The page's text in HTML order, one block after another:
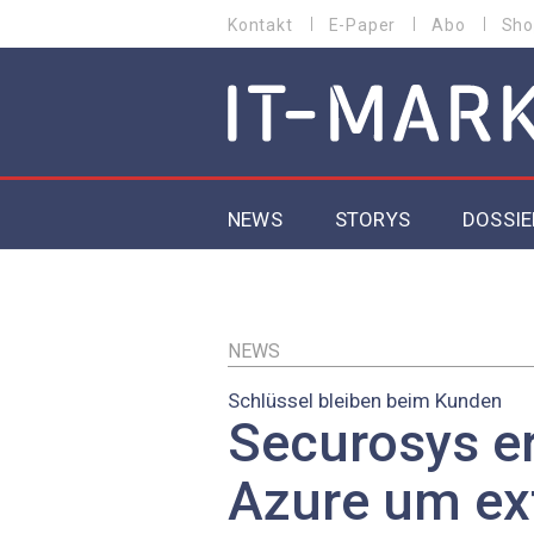
zum
MENU
Kontakt E-Paper Abo
MAIN NAVIGATION
NEWS STORYS
EU-
NEWS
Schlüssel bleiben beim Kunden
Securosys
Azure um